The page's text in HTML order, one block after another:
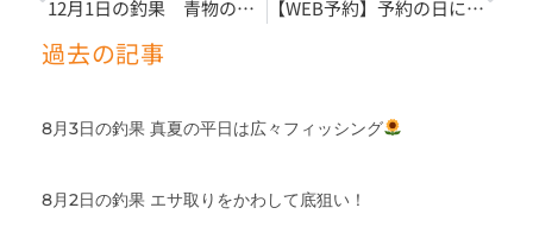
12月1日の釣果 青物の大きい引きにご注意 【WEB予約】予約の日にちをご確認ください
過去の記事
8月3日の釣果 真夏の平日は広々フィッシング
8月2日の釣果 エサ取りをかわして底狙い！